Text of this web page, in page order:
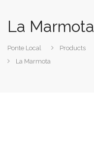
La Marmota
Ponte Local Products
La Marmota